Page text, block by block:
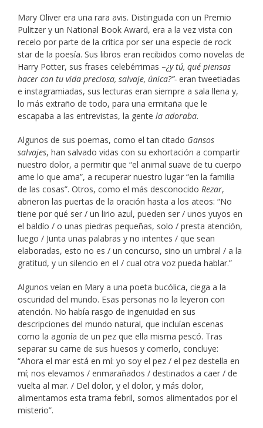
Mary Oliver era una rara avis. Distinguida con un Premio
Pulitzer y un National Book Award, era a la vez vista con
recelo por parte de la crítica por ser una especie de rock
star de la poesía. Sus libros eran recibidos como novelas de
Harry Potter, sus frases celebérrimas –¿y tú, qué piensas
hacer con tu vida preciosa, salvaje, única?”- eran tweetiadas
e instagramiadas, sus lecturas eran siempre a sala llena y,
lo más extraño de todo, para una ermitaña que le
escapaba a las entrevistas, la gente la adoraba.
Algunos de sus poemas, como el tan citado Gansos
salvajes, han salvado vidas con su exhortación a compartir
nuestro dolor, a permitir que “el animal suave de tu cuerpo
ame lo que ama”, a recuperar nuestro lugar “en la familia
de las cosas”. Otros, como el más desconocido Rezar,
abrieron las puertas de la oración hasta a los ateos: “No
tiene por qué ser / un lirio azul, pueden ser / unos yuyos en
el baldío / o unas piedras pequeñas, solo / presta atención,
luego / Junta unas palabras y no intentes / que sean
elaboradas, esto no es / un concurso, sino un umbral / a la
gratitud, y un silencio en el / cual otra voz pueda hablar.”
Algunos veían en Mary a una poeta bucólica, ciega a la
oscuridad del mundo. Esas personas no la leyeron con
atención. No había rasgo de ingenuidad en sus
descripciones del mundo natural, que incluían escenas
como la agonía de un pez que ella misma pescó. Tras
separar su carne de sus huesos y comerlo, concluye:
“Ahora el mar está en mí: yo soy el pez / el pez destella en
mí; nos elevamos / enmarañados / destinados a caer / de
vuelta al mar. / Del dolor, y el dolor, y más dolor,
alimentamos esta trama febril, somos alimentados por el
misterio”.